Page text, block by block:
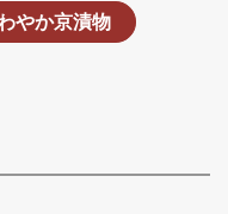
やか京漬物